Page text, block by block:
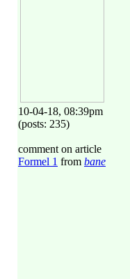
10-04-18, 08:39pm
(posts: 235)
comment on article
Formel 1 from bane